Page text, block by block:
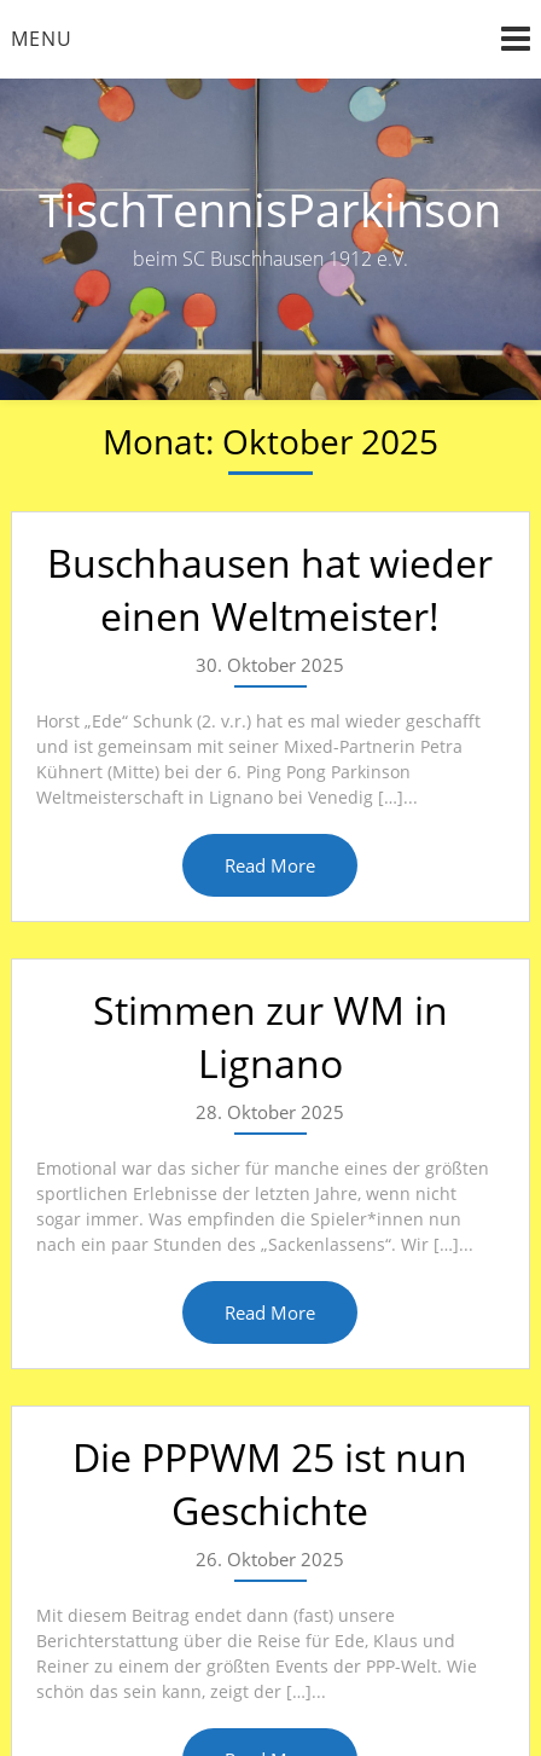
toMENU
TischTennisParkinson
beim SC Buschhausen 1912 e.V.
Monat: Oktober 2025
Buschhausen hat wieder
einen Weltmeister!
30. Oktober 2025
Horst „Ede“ Schunk (2. v.r.) hat es mal wieder geschafft
und ist gemeinsam mit seiner Mixed-Partnerin Petra
Kühnert (Mitte) bei der 6. Ping Pong Parkinson
Weltmeisterschaft in Lignano bei Venedig […]...
Read More
Stimmen zur WM in
Lignano
28. Oktober 2025
Emotional war das sicher für manche eines der größten
sportlichen Erlebnisse der letzten Jahre, wenn nicht
sogar immer. Was empfinden die Spieler*innen nun
nach ein paar Stunden des „Sackenlassens“. Wir […]...
Read More
Die PPPWM 25 ist nun
Geschichte
26. Oktober 2025
Mit diesem Beitrag endet dann (fast) unsere
Berichterstattung über die Reise für Ede, Klaus und
Reiner zu einem der größten Events der PPP-Welt. Wie
schön das sein kann, zeigt der […]...